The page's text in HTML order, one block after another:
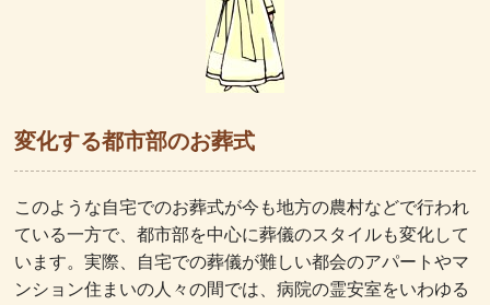
変化する都市部のお葬式
このような自宅でのお葬式が今も地方の農村などで行われ
ている一方で、都市部を中心に葬儀のスタイルも変化して
います。実際、自宅での葬儀が難しい都会のアパートやマ
ンション住まいの人々の間では、病院の霊安室をいわゆる